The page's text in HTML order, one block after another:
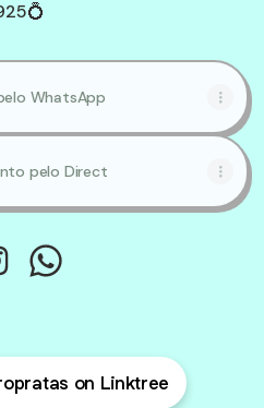
WhatsApp
pelo Direct
on Linktree